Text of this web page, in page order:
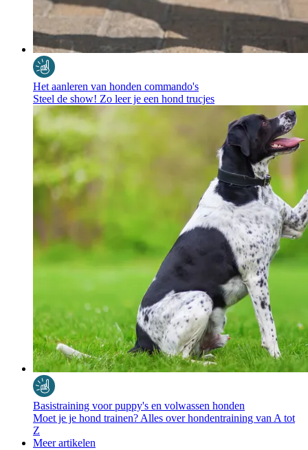
Het aanleren van honden commando's
Steel de show! Zo leer je een hond trucjes
Basistraining voor puppy's en volwassen honden
Moet je je hond trainen? Alles over hondentraining van A tot
Z
Meer artikelen